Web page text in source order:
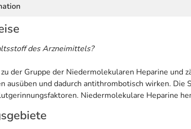
des Arzneimittels?
der Gruppe der Niedermolekularen Heparine
ausüben und dadurch antithrombotisch wirken.
Niedermolekulare Heparine